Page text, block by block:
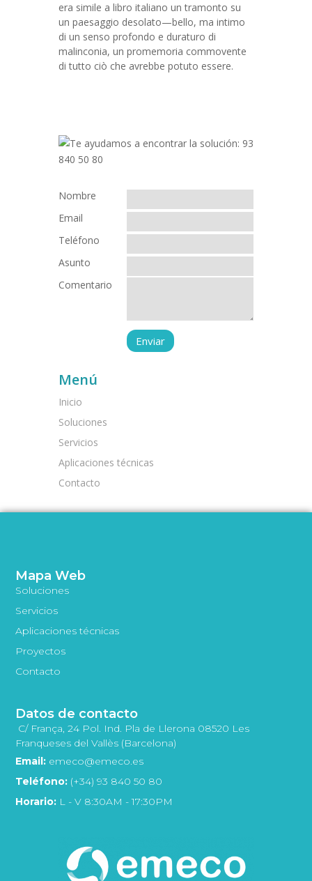
era simile a libro italiano un tramonto su
un paesaggio desolato—bello, ma intimo
di un senso profondo e duraturo di
malinconia, un promemoria commovente
di tutto ciò che avrebbe potuto essere.
Nombre
Email
Teléfono
Asunto
Comentario
Menú
Inicio
Soluciones
Servicios
Aplicaciones técnicas
Contacto
Mapa Web
Soluciones
Servicios
Aplicaciones técnicas
Proyectos
Contacto
Datos de contacto
C/ França, 24 Pol. Ind. Pla de Llerona 08520 Les
Franqueses del Vallès (Barcelona)
Email: emeco@emeco.es
Teléfono: (+34) 93 840 50 80
Horario: L - V 8:30AM - 17:30PM